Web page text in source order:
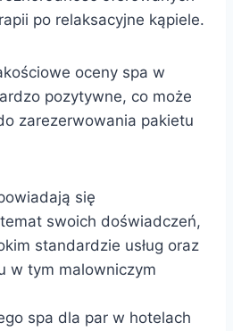
po relaksacyjne kąpiele.
oceny spa w
pozytywne, co może
zarezerwowania pakietu
się
swoich doświadczeń,
standardzie usług oraz
w tym malowniczym
spa dla par w hotelach